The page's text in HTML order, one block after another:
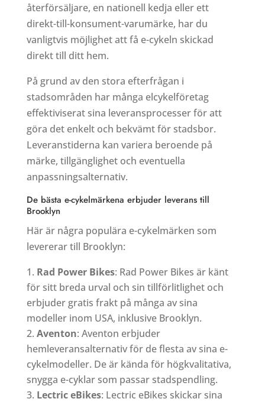
återförsäljare, en nationell kedja eller ett
direkt-till-konsument-varumärke, har du
vanligtvis möjlighet att få e-cykeln skickad
direkt till ditt hem.
På grund av den stora efterfrågan i
stadsområden har många elcykelföretag
effektiviserat sina leveransprocesser för att
göra det enkelt och bekvämt för stadsbor.
Leveranstiderna kan variera beroende på
märke, tillgänglighet och eventuella
anpassningsalternativ.
De bästa e-cykelmärkena erbjuder leverans till
Brooklyn
Här är några populära e-cykelmärken som
levererar till Brooklyn:
Rad Power Bikes: Rad Power Bikes är känt
för sitt breda urval och sin tillförlitlighet och
erbjuder gratis frakt på många av sina
modeller inom USA, inklusive Brooklyn.
Aventon: Aventon erbjuder
hemleveransalternativ för de flesta av sina e-
cykelmodeller. De är kända för högkvalitativa,
snygga e-cyklar som passar stadspendling.
Lectric eBikes: Lectric eBikes skickar sina